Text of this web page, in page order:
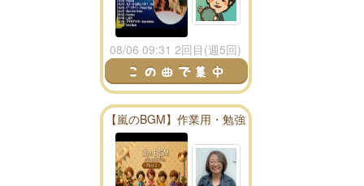
08/06 09:31 2回目(週5回)
【嵐のBGM】作業用・勉強
用に！アコースティック70
分！ Part 2